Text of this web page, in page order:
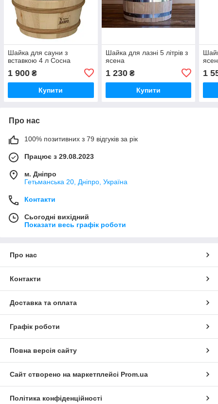
Шайка для сауни з
вставкою 4 л Сосна
1 900 ₴
Купити
Шайка для лазні 5 літрів з
ясена
1 230₴
Купити
1
Про нас
100% позитивних з 79 відгуків за рік
Працює з 29.08.2023
м. Дніпро
Гетьманська 20, Дніпро, Україна
Контакти
Сьогодні вихідний
Показати весь графік роботи
Про нас
Контакти
Доставка та оплата
Графік роботи
Повна версія сайту
Сайт створено на маркетплейсі Prom.ua
Політика конфіденційності